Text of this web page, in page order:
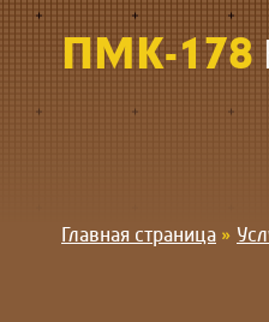
Перейти
содержимомуПМК-178
Главная страница »